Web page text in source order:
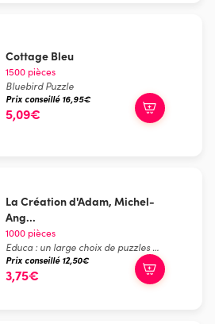
Cottage Bleu
1500 pièces
Bluebird Puzzle
Prix conseillé 16,95€
5,09€
La Création d'Adam, Michel-
Ang...
1000 pièces
Educa : un large choix de puzzles made in Espagne
Prix conseillé 12,50€
3,75€